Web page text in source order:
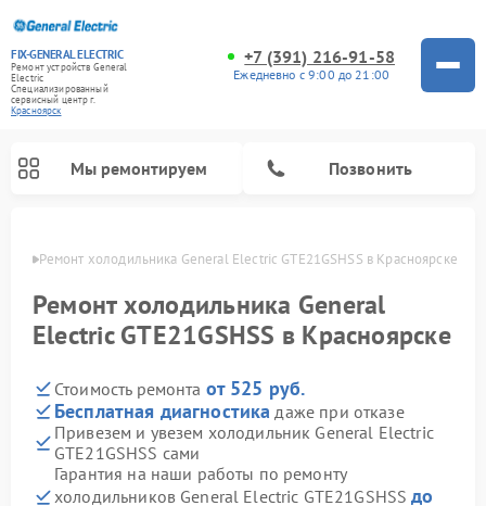
FIX-GENERAL ELECTRIC
Ремонт устройств General
Electric
Специализированный
cервисный центр г.
Красноярск
+7 (391) 216-91-58
Ежедневно с 9:00 до 21:00
Мы ремонтируем Позвонить
Ремонт холодильника General Electric GTE21GSHSS в Красноярске
Ремонт холодильника General
Electric GTE21GSHSS в Красноярске
Стоимость ремонта от 525 руб.
Бесплатная диагностика даже при отказе
Привезем и увезем холодильник General Electric
GTE21GSHSS сами
Гарантия на наши работы по ремонту
холодильников General Electric GTE21GSHSSдо